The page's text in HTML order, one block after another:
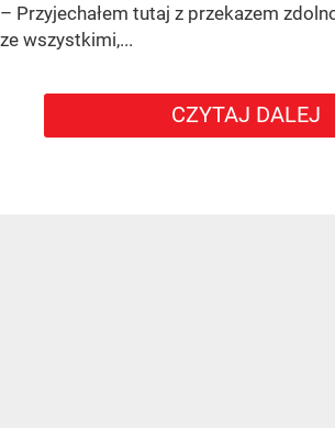
– Przyjechałem tutaj z przekazem
ze wszystkimi,...
CZYTAJ DALEJ